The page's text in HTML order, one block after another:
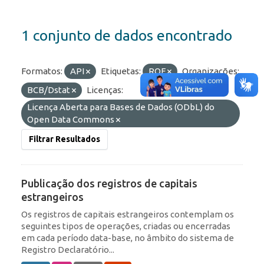
1 conjunto de dados encontrado
Formatos: API Etiquetas: ROF
Organizações:
BCB/Dstat
Licenças:
Licença Aberta para Bases de Dados (ODbL) do
Open Data Commons
Filtrar Resultados
Publicação dos registros de capitais
estrangeiros
Os registros de capitais estrangeiros contemplam os
seguintes tipos de operações, criadas ou encerradas
em cada período data-base, no âmbito do sistema de
Registro Declaratório...